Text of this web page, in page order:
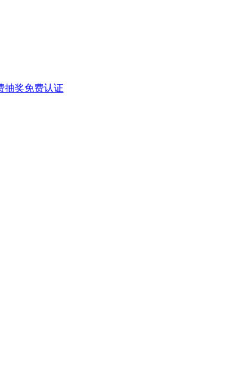
抽奖免费认证